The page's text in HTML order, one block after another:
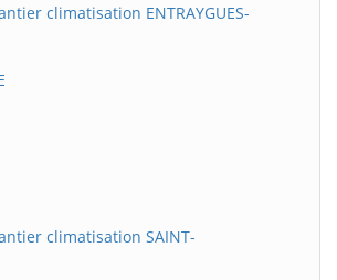
climatisation ENTRAYGUES-
climatisation SAINT-